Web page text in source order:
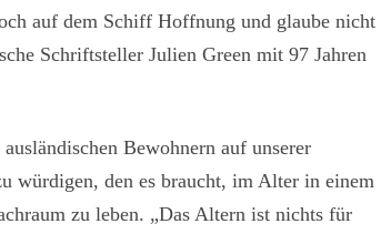
auf dem Schiff Hoffnung und glaube nicht
Schriftsteller Julien Green mit 97 Jahren
Bewohnern auf unserer
würdigen, den es braucht, im Alter in einem
zu leben. „Das Altern ist nichts für